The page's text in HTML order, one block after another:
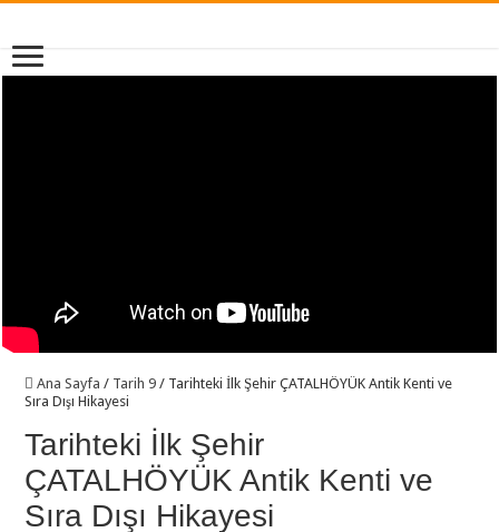
Ana Sayfa / Tarih 9 / Tarihteki İlk Şehir ÇATALHÖYÜK Antik Kenti ve
Sıra Dışı Hikayesi
Tarihteki İlk Şehir
ÇATALHÖYÜK Antik Kenti ve
Sıra Dışı Hikayesi